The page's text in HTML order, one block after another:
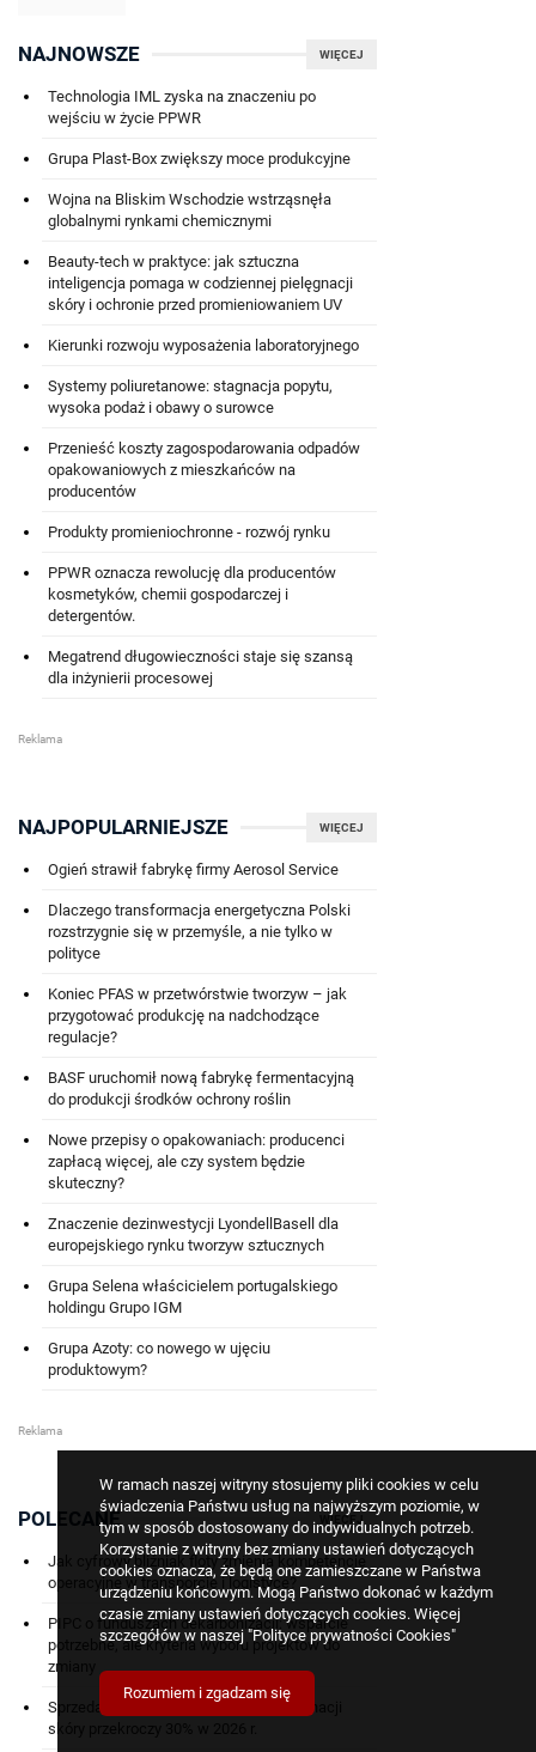
W ramach naszej witryny stosujemy pliki cookies w celu
świadczenia Państwu usług na najwyższym poziomie, w
tym w sposób dostosowany do indywidualnych potrzeb.
Korzystanie z witryny bez zmiany ustawień dotyczących
cookies oznacza, że będą one zamieszczane w Państwa
urządzeniu końcowym. Mogą Państwo dokonać w każdym
czasie zmiany ustawień dotyczących cookies. Więcej
szczegółów w naszej "Polityce prywatności Cookies"
Rozumiem i zgadzam się
WIĘCEJ
NAJNOWSZE
Technologia IML zyska na znaczeniu po
wejściu w życie PPWR
Grupa Plast-Box zwiększy moce produkcyjne
Wojna na Bliskim Wschodzie wstrząsnęła
globalnymi rynkami chemicznymi
Beauty-tech w praktyce: jak sztuczna
inteligencja pomaga w codziennej pielęgnacji
skóry i ochronie przed promieniowaniem UV
Kierunki rozwoju wyposażenia laboratoryjnego
Systemy poliuretanowe: stagnacja popytu,
wysoka podaż i obawy o surowce
Przenieść koszty zagospodarowania odpadów
opakowaniowych z mieszkańców na
producentów
Produkty promieniochronne - rozwój rynku
PPWR oznacza rewolucję dla producentów
kosmetyków, chemii gospodarczej i
detergentów.
Megatrend długowieczności staje się szansą
dla inżynierii procesowej
WIĘCEJ
NAJPOPULARNIEJSZE
Ogień strawił fabrykę firmy Aerosol Service
Dlaczego transformacja energetyczna Polski
rozstrzygnie się w przemyśle, a nie tylko w
polityce
Koniec PFAS w przetwórstwie tworzyw – jak
przygotować produkcję na nadchodzące
regulacje?
BASF uruchomił nową fabrykę fermentacyjną
do produkcji środków ochrony roślin
Nowe przepisy o opakowaniach: producenci
zapłacą więcej, ale czy system będzie
skuteczny?
Znaczenie dezinwestycji LyondellBasell dla
europejskiego rynku tworzyw sztucznych
Grupa Selena właścicielem portugalskiego
holdingu Grupo IGM
Grupa Azoty: co nowego w ujęciu
produktowym?
WIĘCEJ
POLECANE
Jak cyfrowy bliźniak floty zmienia kompetencje
operacyjne w transporcie i logistyce?
PIPC o funduszach dekarbonizacji: wsparcie
potrzebne, ale kryteria wyboru projektów do
zmiany
Sprzedaż online kosmetyków do pielęgnacji
skóry przekroczy 30% w 2026 r.